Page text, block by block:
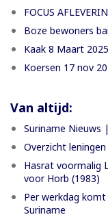
FOCUS
Boze bewoners
Kaak 8 Maart
Koersen 17 nov
Van altijd:
Suriname Nieuws
Overzicht
Hasrat voormalig
voor Horb (1983)
Per werkdag
Suriname